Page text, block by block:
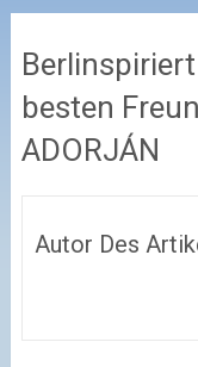
besten
ADORJÁN
Autor Des